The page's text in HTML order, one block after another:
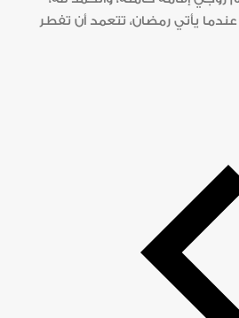
يأتي رمضان، تتعمد أن تفطر